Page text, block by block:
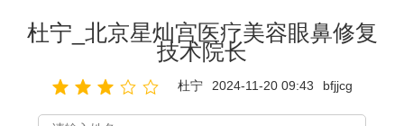
杜宁_北京星灿宫医疗美容眼鼻修复
技术院长
杜宁 2024-11-20 09:43 bfjjcg